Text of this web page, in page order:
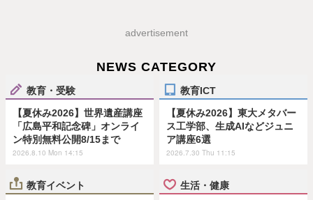
advertisement
NEWS CATEGORY
教育・受験
【夏休み2026】世界遺産講座
「広島平和記念碑」オンライ
ン特別無料公開8/15まで
2026.8.10 Mon 14:15
教育ICT
【夏休み2026】東大メタバー
ス工学部、生成AIなどジュニ
ア講座6選
2026.7.30 Thu 11:15
教育イベント 生活・健康